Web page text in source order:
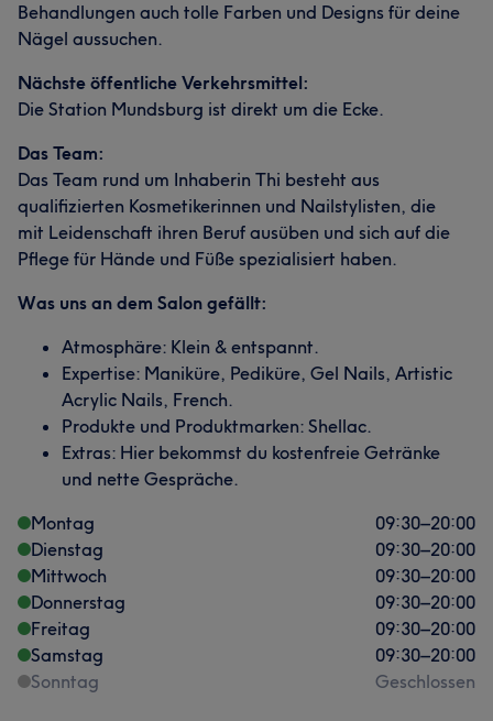
Was unsere Kunden über Tisch sagen
Kompetent 11 Sympathisch 7 Herzlich 7
Professionell
Behandlungen auch tolle Farben und Designs für deine
Nägel aussuchen.
Nächste öffentliche Verkehrsmittel:
Die Station Mundsburg ist direkt um die Ecke.
Das Team:
Das Team rund um Inhaberin Thi besteht aus
qualifizierten Kosmetikerinnen und Nailstylisten, die
mit Leidenschaft ihren Beruf ausüben und sich auf die
Pflege für Hände und Füße spezialisiert haben.
Was uns an dem Salon gefällt:
Atmosphäre: Klein & entspannt.
Expertise: Maniküre, Pediküre, Gel Nails, Artistic
Acrylic Nails, French.
Produkte und Produktmarken: Shellac.
Extras: Hier bekommst du kostenfreie Getränke
und nette Gespräche.
Montag
09:30–20:00
Dienstag
09:30–20:00
Mittwoch
09:30–20:00
Donnerstag
09:30–20:00
Freitag
09:30–20:00
Samstag
09:30–20:00
Sonntag
Geschlossen